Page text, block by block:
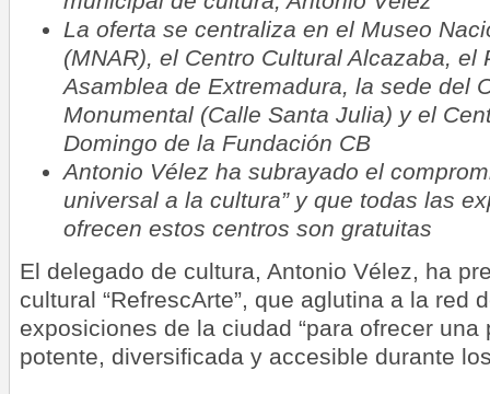
La oferta se centraliza en el Museo
(MNAR), el Centro Cultural Alcazaba, el
Asamblea de Extremadura, la sede del
Monumental (Calle Santa Julia) y el
Domingo de la Fundación CB
Antonio Vélez ha subrayado el
universal a la cultura” y que todas las
ofrecen estos centros son gratuitas
El delegado de cultura, Antonio Vélez, ha
cultural “RefrescArte”, que aglutina a la red
exposiciones de la ciudad “para ofrecer una
potente, diversificada y accesible durante